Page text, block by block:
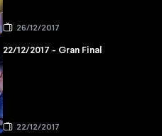
26/12/2017
22/12/2017 - Gran Final
22/12/2017